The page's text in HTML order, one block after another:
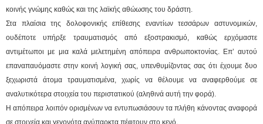
κοινής γνώμης καθώς και της λαϊκής αθώωσης του δράστη.
Στα πλαίσια της δολοφονικής επίθεσης εναντίων τεσσάρων αστυνομικών,
ουδέποτε υπήρξε τραυματισμός από εξοστρακισμό, καθώς ερχόμαστε
αντιμέτωποι με μια καλά μελετημένη απόπειρα ανθρωποκτονίας. Επ’ αυτού
επαναπαυόμαστε στην κοινή λογική σας, υπενθυμίζοντας σας ότι έχουμε δυο
ξεχωριστά άτομα τραυματισμένα, χωρίς να θέλουμε να αναφερθούμε σε
αναλυτικότερα στοιχεία του περιστατικού (αληθινά αυτή την φορά).
Η απόπειρα λοιπόν ορισμένων να εντυπωσιάσουν τα πλήθη κάνοντας αναφορά
σε στοιχεία και γεγονότα ανύπαρκτα πέφτουν στο κενό.